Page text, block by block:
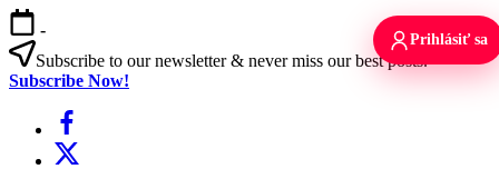
Skip
to
content
-
Subscribe to our newsletter & never miss our best posts.
Subscribe Now!
Facebook
X
Prihlásiť sa